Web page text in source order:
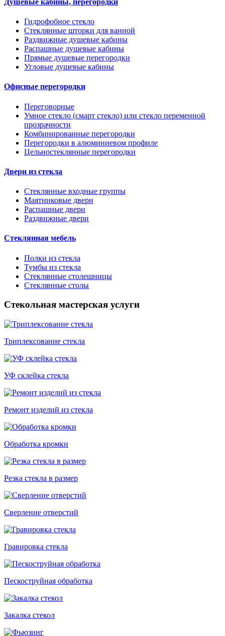
Гидрофобное стекло
Стеклянные шторки для ванной
Раздвижные душевые кабины
Распашные душевые кабины
Прямые душевые перегородки
Угловые душевые кабины
Офисные перегородки
Переговорные
Умное стекло (смарт стекло) или стекло переменной
прозрачности
Комбинированные перегородки
Перегородки в алюминиевом профиле
Цельностеклянные перегородки
Двери из стекла
Стеклянные входные группы
Маятниковые двери
Распашные двери
Раздвижные двери
Стеклянная мебель
Полки из стекла
Тумбы из стекла
Стеклянные столешницы
Стеклянные столы
Стекольная мастерская услуги
Триплексование стекла
УФ склейка стекла
Ремонт изделий из стекла
Обработка кромки
Резка стекла в размер
Сверление отверстий
Гравировка стекла
Пескоструйная обработка
Закалка стекол